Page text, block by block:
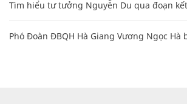
Tìm hiểu tư tưởng Nguyễn Du qua đoạn
Phó Đoàn ĐBQH Hà Giang Vương Ngọc Hà